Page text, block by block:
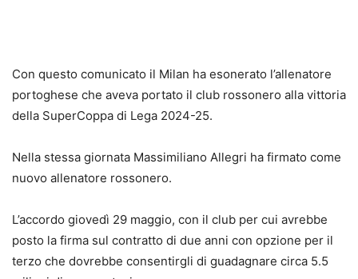
Con questo comunicato il Milan ha esonerato l’allenatore
portoghese che aveva portato il club rossonero alla vittoria
della SuperCoppa di Lega 2024-25.
Nella stessa giornata Massimiliano Allegri ha firmato come
nuovo allenatore rossonero.
L’accordo giovedì 29 maggio, con il club per cui avrebbe
posto la firma sul contratto di due anni con opzione per il
terzo che dovrebbe consentirgli di guadagnare circa 5.5